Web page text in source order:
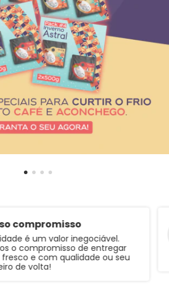
compromisso
é um valor inegociável.
o compromisso de entregar
e com qualidade ou seu
de volta!